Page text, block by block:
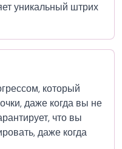
уникальный штрих
который
даже когда вы не
что вы
даже когда